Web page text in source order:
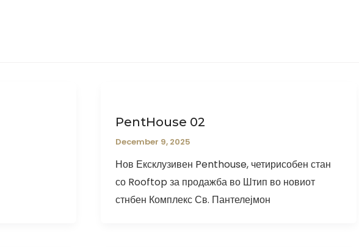
PentHouse 02
December 9, 2025
Нов Ексклузивен Penthouse, четирисобен стан
со Rooftop за продажба во Штип во новиот
стнбен Комплекс Св. Пантелејмон